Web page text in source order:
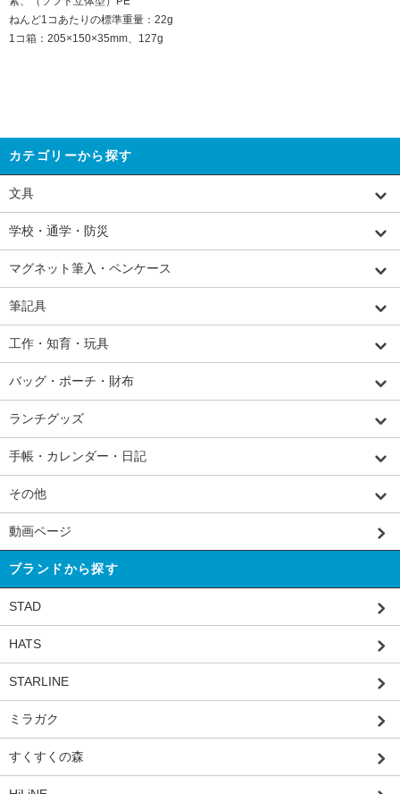
ねんど1コあたりの標準重量：22g
1コ箱：205×150×35mm、127g
カテゴリーから探す
文具
学校・通学・防災
マグネット筆入・ペンケース
筆記具
工作・知育・玩具
バッグ・ポーチ・財布
ランチグッズ
手帳・カレンダー・日記
その他
動画ページ
ブランドから探す
STAD
HATS
STARLINE
ミラガク
すくすくの森